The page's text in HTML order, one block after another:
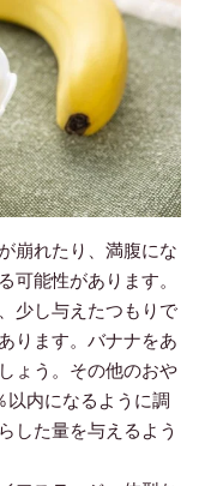
崩れたり、満腹にな
可能性があります。
少し与えたつもりで
ります。バナナをあ
ょう。その他のおや
以内になるように調
した量を与えるよう